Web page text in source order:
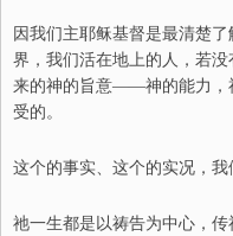
因我们主耶稣基督是最清楚
界，我们活在地上的人，若没
来的神的旨意——神的能力，
受的。
这个的事实、这个的实况，我
祂一生都是以祷告为中心，